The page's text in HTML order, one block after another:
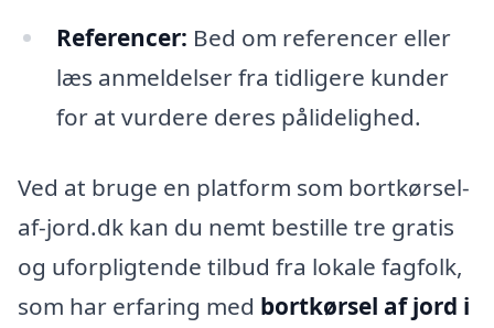
Referencer: Bed om referencer eller
læs anmeldelser fra tidligere kunder
for at vurdere deres pålidelighed.
Ved at bruge en platform som bortkørsel-
af-jord.dk kan du nemt bestille tre gratis
og uforpligtende tilbud fra lokale fagfolk,
som har erfaring med bortkørsel af jord i